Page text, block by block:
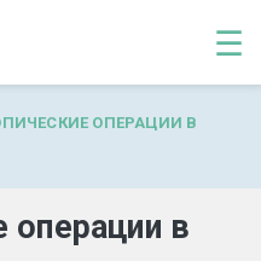
☰
ОПЕРАЦИИ В
операции в